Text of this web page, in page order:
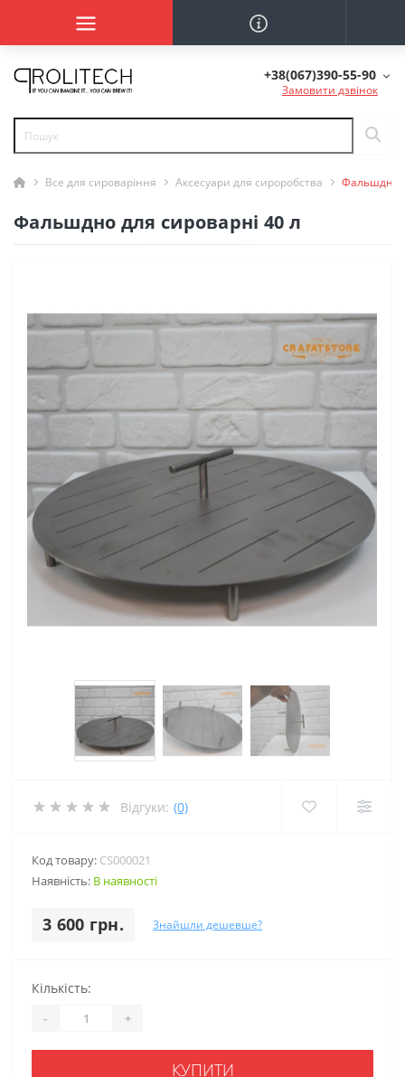
+38(067)390-55-90
Замовити дзвінок
Все для сироваріння Аксесуари для сироробства Фальшдно
Фальшдно для сироварні 40 л
Відгуки: (0)
Код товару: CS000021
Наявність: В наявності
3 600 грн. Знайшли дешевше?
Кількість:
- +
КУПИТИ